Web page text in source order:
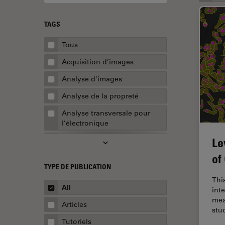
TAGS
Tous
Acquisition d’images
Analyse d'images
Analyse de la propreté
Analyse transversale pour
l’électronique
Contrôle de la qualité
Automobile et aérospatial
Biologie cellulaire
TYPE DE PUBLICATION
All
Articles
Tutoriels
of